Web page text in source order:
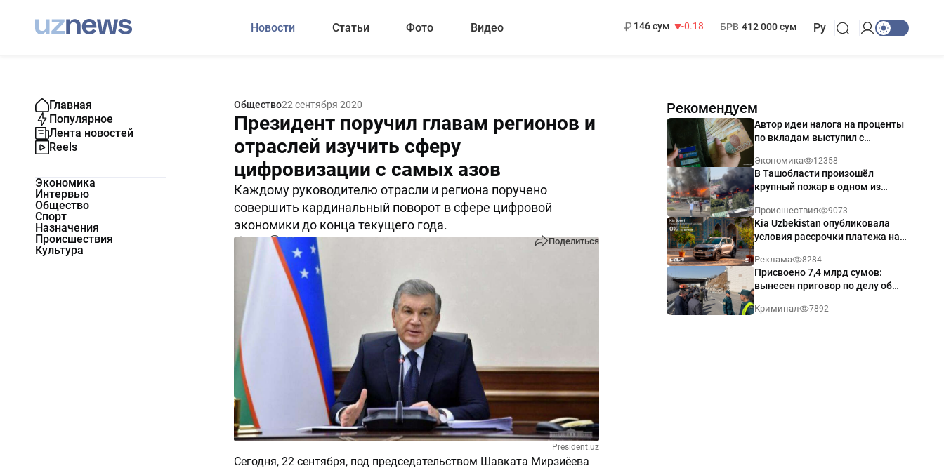
Новости Статьи Фото Видео
146 сум
-0.18
БРВ 412 000 сум Ру
Главная
Популярное
Лента новостей
Reels
Экономика
Интервью
Общество
Спорт
Назначения
Происшествия
Культура
Общество22 сентября 2020
Президент поручил главам регионов и
отраслей изучить сферу
цифровизации с самых азов
Каждому руководителю отрасли и региона поручено
совершить кардинальный поворот в сфере цифровой
экономики до конца текущего года.
0 Поделиться
President.uz
Сегодня, 22 сентября, под председательством Шавката Мирзиёева
Рекомендуем
Автор идеи налога на проценты
по вкладам выступил с
Экономика 12358
В Ташобласти произошёл
крупный пожар в одном из
Происшествия 9073
Kia Uzbekistan опубликовала
условия рассрочки платежа на
годовых
Реклама 8284
Присвоено 7,4 млрд сумов:
вынесен приговор по делу об
Ташкенте
Криминал 7892